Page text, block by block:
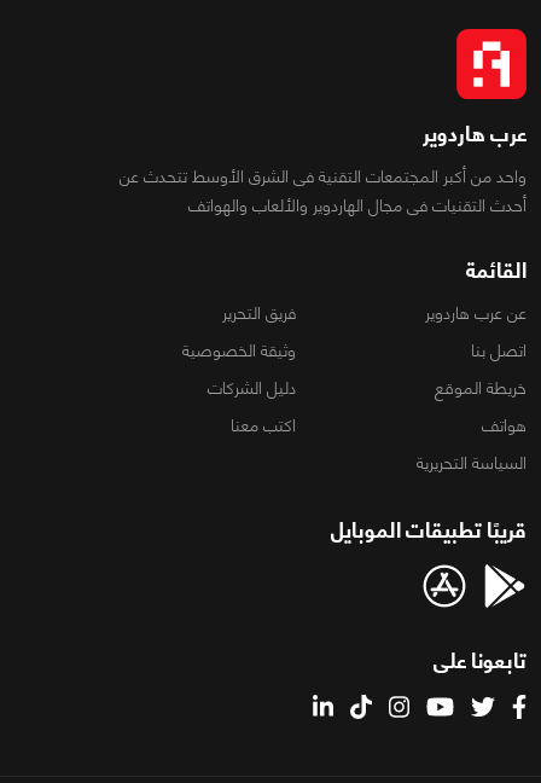
عرب هاردوير
واحد من أكبر المجتمعات التقنية فى الشرق الأوسط تتحدث عن
أحدث التقنيات فى مجال الهاردوير والألعاب والهواتف
القائمة
عن عرب هاردوير
فريق التحرير
اتصل بنا
وثيقة الخصوصية
خريطة الموقع
دليل الشركات
هواتف
اكتب معنا
السياسة التحريرية
قريبًا تطبيقات الموبايل
تابعونا على